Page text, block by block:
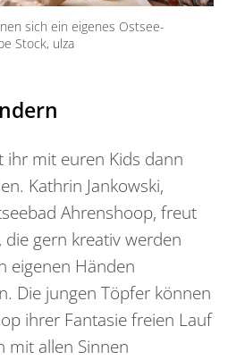
sich ein eigenes Ostsee-
Stock, ulza
ihr mit euren Kids dann
Kathrin Jankowski,
Ahrenshoop, freut
die gern kreativ werden
eigenen Händen
Die jungen Töpfer können
ihrer Fantasie freien Lauf
mit allen Sinnen